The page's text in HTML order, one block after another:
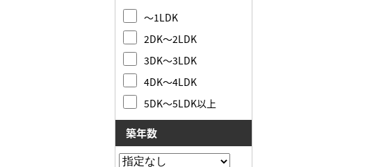
～1LDK
2DK～2LDK
3DK～3LDK
4DK～4LDK
5DK～5LDK以上
築年数